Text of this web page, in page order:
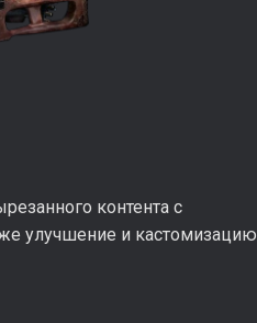
контента с
улучшение и кастомизацию